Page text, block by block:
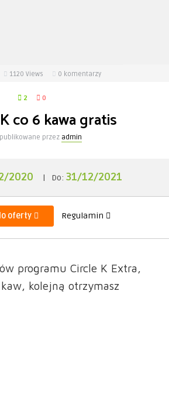
1120 Views 0 komentarzy
2 0
co 6 kawa gratis
przez admin
2020 | Do: 31/12/2021
oferty Regulamin
programu Circle K Extra,
kolejną otrzymasz